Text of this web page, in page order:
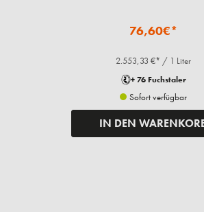
76,60€*
2.553,33 €* / 1 Liter
+ 76 Fuchstaler
Sofort verfügbar
IN DEN